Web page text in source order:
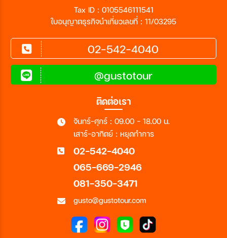
Tax ID : 0105546111541
ใบอนุญาตธุรกิจนำเที่ยวเลขที่ : 11/03295
02-542-4040
@gustotour
ติดต่อเรา
จันทร์-ศุกร์ : 09.00 - 18.00 น.
เสาร์-อาทิตย์ : หยุดทำการ
02-542-4040
065-669-2946
081-350-3471
gusto@gustotour.com